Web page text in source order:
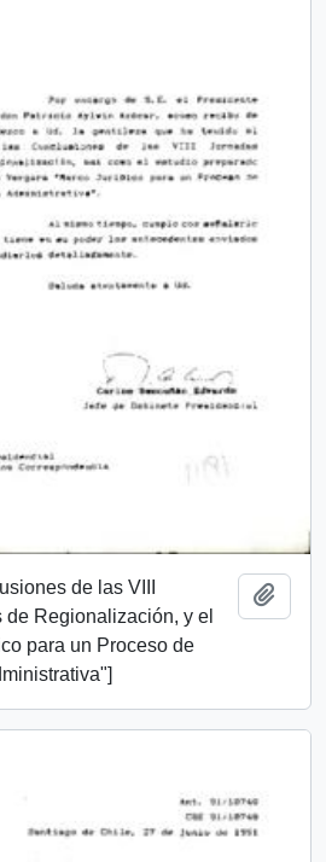
de las VIII
Regionalización, y el
para un Proceso de